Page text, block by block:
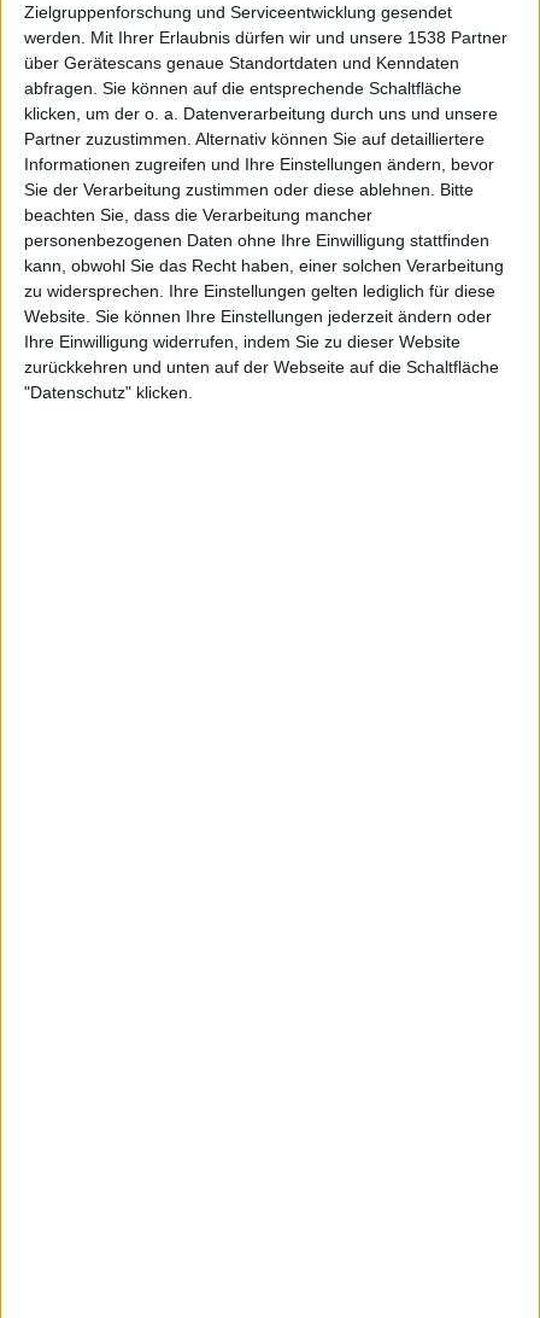
Zielgruppenforschung und Serviceentwicklung gesendet
werden.
Mit Ihrer Erlaubnis dürfen wir und unsere 1538 Partner
über Gerätescans genaue Standortdaten und Kenndaten
abfragen. Sie können auf die entsprechende Schaltfläche
klicken, um der o. a. Datenverarbeitung durch uns und unsere
Partner zuzustimmen. Alternativ können Sie auf detailliertere
Informationen zugreifen und Ihre Einstellungen ändern, bevor
Sie der Verarbeitung zustimmen oder diese ablehnen.
Bitte
beachten Sie, dass die Verarbeitung mancher
personenbezogenen Daten ohne Ihre Einwilligung stattfinden
kann, obwohl Sie das Recht haben, einer solchen Verarbeitung
zu widersprechen. Ihre Einstellungen gelten lediglich für diese
Website. Sie können Ihre Einstellungen jederzeit ändern oder
Ihre Einwilligung widerrufen, indem Sie zu dieser Website
zurückkehren und unten auf der Webseite auf die Schaltfläche
"Datenschutz" klicken.
Gurd - Bedlam
BAND GURD
WERTUNG 5/10
USER-WERTUNG
STILE
THRASH METAL
ANZAHL SONGS
13
SPIELDAUER